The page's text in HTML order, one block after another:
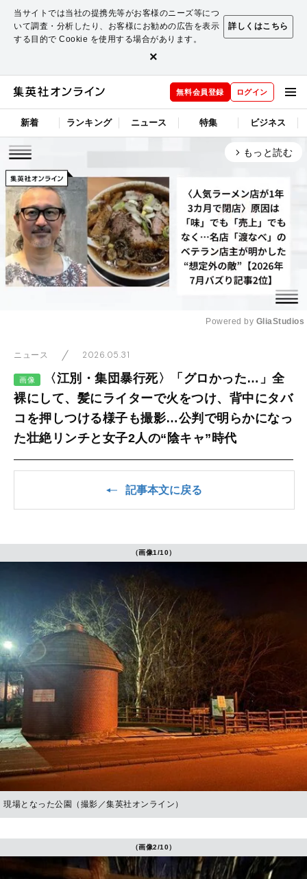
当サイトでは当社の提携先等がお客様のニーズ等につ
いて調査・分析したり、お客様にお勧めの広告を表示
する目的で Cookie を使用する場合があります。
詳しくはこちら
×
無料会員登録 ログイン
新着 ランキング ニュース 特集 ビジネス
arrow_forward_ios もっと読む
Powered by GliaStudios
ニュース 2026.05.31
画像
〈江別・集団暴行死〉「グロかった…」全
裸にして、髪にライターで火をつけ、背中にタバ
コを押しつける様子も撮影…公判で明らかになっ
た壮絶リンチと女子2人の“陰キャ”時代
記事本文に戻る
（画像1/10）
現場となった公園（撮影／集英社オンライン）
（画像2/10）